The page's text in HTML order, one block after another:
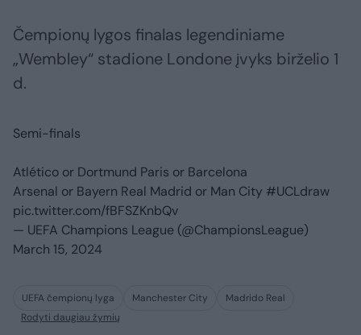
Čempionų lygos finalas legendiniame
„Wembley“ stadione Londone įvyks birželio 1
d.
Semi-finals
Atlético or Dortmund Paris or Barcelona
Arsenal or Bayern Real Madrid or Man City #UCLdraw
pic.twitter.com/fBFSZKnbQv
— UEFA Champions League (@ChampionsLeague)
March 15, 2024
UEFA čempionų lyga Manchester City
Madrido Real
Rodyti daugiau žymių